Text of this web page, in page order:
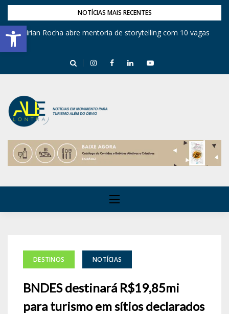
Barra de Ferramentas Aberta
NOTÍCIAS MAIS RECENTES
Mirian Rocha abre mentoria de storytelling com 10 vagas
DESTINOS NOTÍCIAS
BNDES destinará R$19,85mi
para turismo em sítios declarados